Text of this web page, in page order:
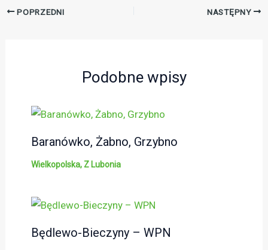
POPRZEDNI NASTĘPNY
Podobne wpisy
Baranówko, Żabno, Grzybno
Wielkopolska, Z Lubonia
Będlewo-Bieczyny – WPN